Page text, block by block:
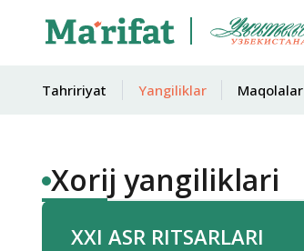
Tahririyat Yangiliklar Maqolalar
Xorij yangiliklari
XXI ASR RITSARLARI